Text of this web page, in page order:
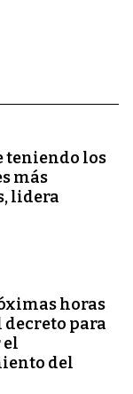
teniendo los
más
lidera
horas
para
el
del